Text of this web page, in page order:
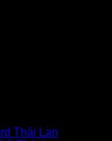
Thái Lan